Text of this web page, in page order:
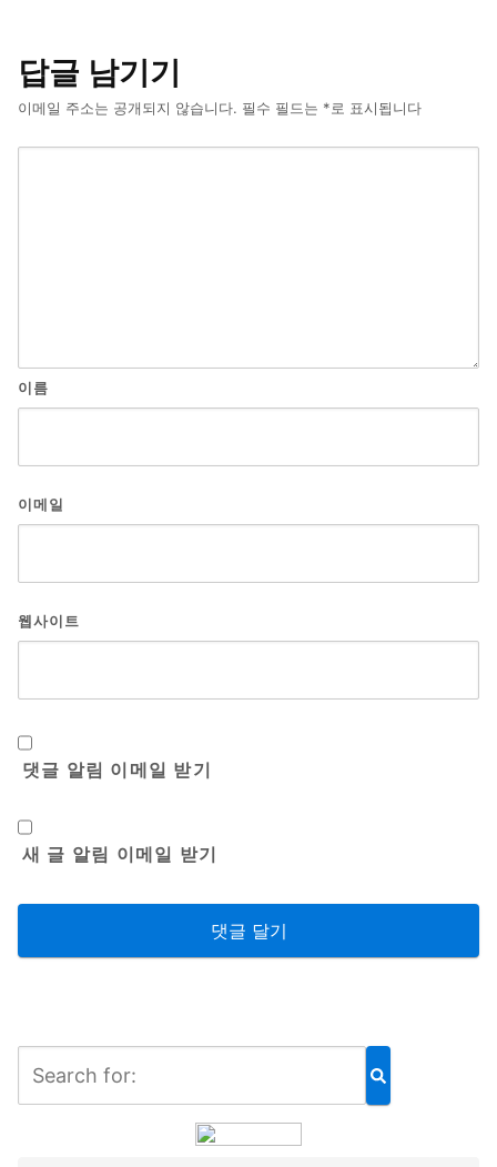
답글 남기기
이메일 주소는 공개되지 않습니다. 필수 필드는 *로 표시됩니다
이름
이메일
웹사이트
댓글 알림 이메일 받기
새 글 알림 이메일 받기